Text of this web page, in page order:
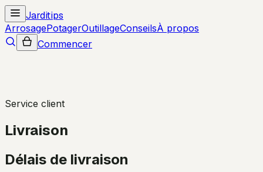
Jarditips
ArrosagePotagerOutillageConseilsÀ propos
Commencer
Service client
Livraison
Délais de livraison